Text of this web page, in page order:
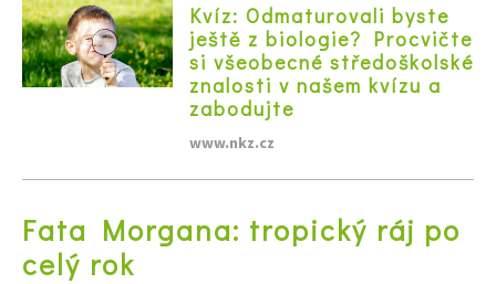
Kvíz: Odmaturovali byste
ještě z biologie? Procvičte
si všeobecné středoškolské
znalosti v našem kvízu a
zabodujte
www.nkz.cz
Fata Morgana: tropický ráj po
celý rok